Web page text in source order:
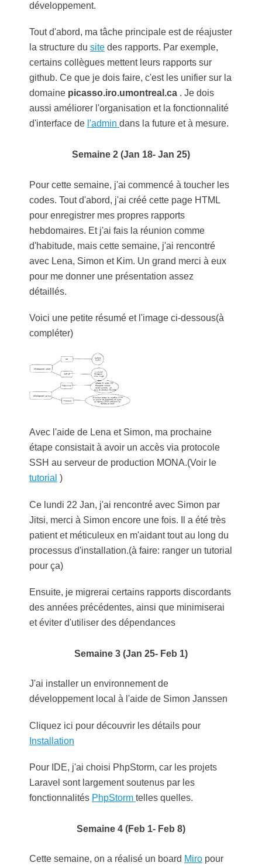
développement.
Tout d'abord, ma tâche principale est de réajuster
la structure du site des rapports. Par exemple,
certains collègues mettent leurs rapports sur
github. Ce que je dois faire, c'est les unifier sur la
domaine picasso.iro.umontreal.ca . Je dois
aussi améliorer l'organisation et la fonctionnalité
d'interface de l'admin dans la future et à mesure.
Semaine 2 (Jan 18- Jan 25)
Pour cette semaine, j'ai commencé à toucher les
codes. Tout d'abord, j'ai créé cette page HTML
pour enregistrer mes propres rapports
hebdomaires. Et j'ai fais la réunion comme
d'habitude, mais cette semaine, j'ai rencontré
avec Lena, Simon et Kim. Un grand merci à eux
pour me donner une présentation assez
détaillés.
Voici une petite résumé et l'image ci-dessous(à
compléter)
Avec l'aide de Lena et Simon, ma prochaine
étape consistait à avoir un accès via protocole
SSH au serveur de production MONA.(Voir le
tutorial )
Ce lundi 22 Jan, j'ai rencontré avec Simon par
Jitsi, merci à Simon encore une fois. Il a été très
patient et méticuleux en m'aidant tout au long du
processus d'installation.(à faire: ranger un tutorial
pour ça)
Ensuite, je migrerai certains rapports discordants
des années précédentes, ainsi que minimiserai
et éviter d'utiliser des dépendances
Semaine 3 (Jan 25- Feb 1)
J'ai installer un environnement de
développement local à l'aide de Simon Janssen
Cliquez ici pour découvrir les détails pour
Installation
Pour IDE, j'ai choisi PhpStorm, car les projets
Laravel sont largement soutenus par les
fonctionnalités PhpStorm telles quelles.
Semaine 4 (Feb 1- Feb 8)
Cette semaine, on a réalisé un board Miro pour